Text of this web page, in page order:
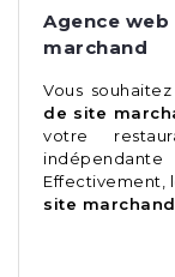
Agence
marchand
Vous
de site
votre
Effectivement,
site marchand